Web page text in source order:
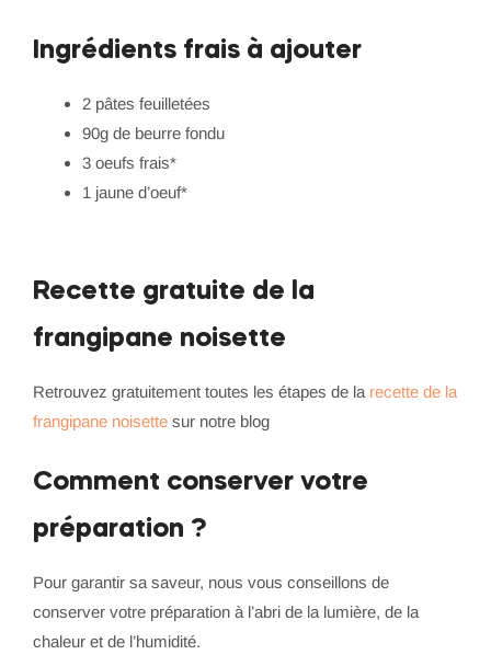
Ingrédients frais à ajouter
2 pâtes feuilletées
90g de beurre fondu
3 oeufs frais*
1 jaune d’oeuf*
Recette gratuite de la
frangipane noisette
Retrouvez gratuitement toutes les étapes de la recette de la
frangipane noisette sur notre blog
Comment conserver votre
préparation ?
Pour garantir sa saveur, nous vous conseillons de
conserver votre préparation à l’abri de la lumière, de la
chaleur et de l’humidité.